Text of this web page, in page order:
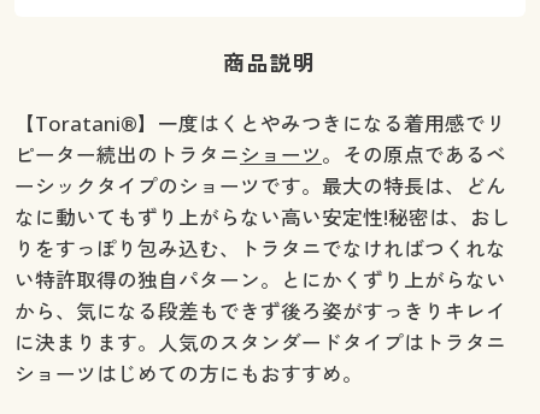
商品説明
【Toratani®】一度はくとやみつきになる着用感でリ
ピーター続出のトラタニショーツ。その原点であるベ
ーシックタイプのショーツです。最大の特長は、どん
なに動いてもずり上がらない高い安定性!秘密は、おし
りをすっぽり包み込む、トラタニでなければつくれな
い特許取得の独自パターン。とにかくずり上がらない
から、気になる段差もできず後ろ姿がすっきりキレイ
に決まります。人気のスタンダードタイプはトラタニ
ショーツはじめての方にもおすすめ。